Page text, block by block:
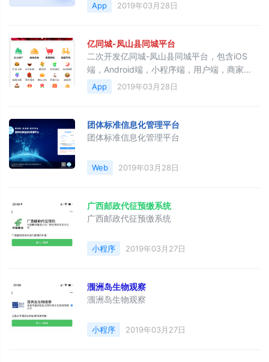
App 2019年03月28日
亿同城-凤山县同城平台
二次开发亿同城-凤山县同城平台，包含iOS
端，Android端，小程序端，用户端，商家
端，骑手端
App 2019年03月28日
团体标准信息化管理平台
团体标准信息化管理平台
Web 2019年03月28日
广西邮政代征预缴系统
广西邮政代征预缴系统
小程序 2019年03月27日
涠洲岛生物观察
涠洲岛生物观察
小程序 2019年03月27日